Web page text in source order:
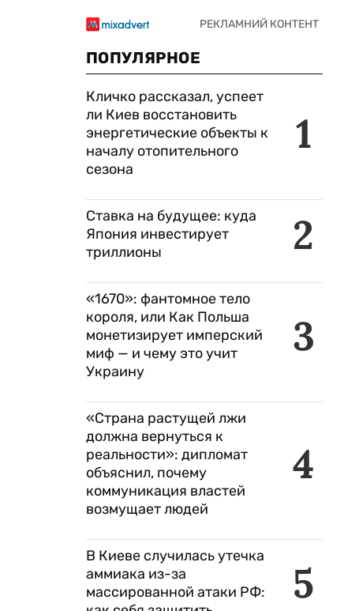
ПОПУЛЯРНОЕ
1
Кличко рассказал, успеет
ли Киев восстановить
энергетические объекты к
началу отопительного
сезона
2
Ставка на будущее: куда
Япония инвестирует
триллионы
3
«1670»: фантомное тело
короля, или Как Польша
монетизирует имперский
миф — и чему это учит
Украину
4
«Страна растущей лжи
должна вернуться к
реальности»: дипломат
объяснил, почему
коммуникация властей
возмущает людей
5
В Киеве случилась утечка
аммиака из-за
массированной атаки РФ: